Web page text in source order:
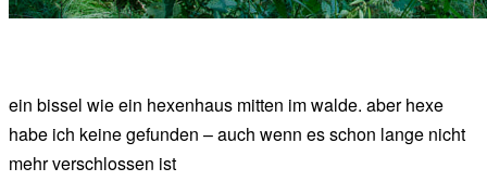
ein bissel wie ein hexenhaus mitten im walde. aber hexe
habe ich keine gefunden – auch wenn es schon lange nicht
mehr verschlossen ist